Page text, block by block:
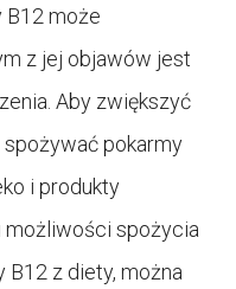
B12 może
z jej objawów jest
Aby zwiększyć
pokarmy
i produkty
możliwości spożycia
z diety, można